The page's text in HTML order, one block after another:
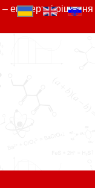
– експертні рішення